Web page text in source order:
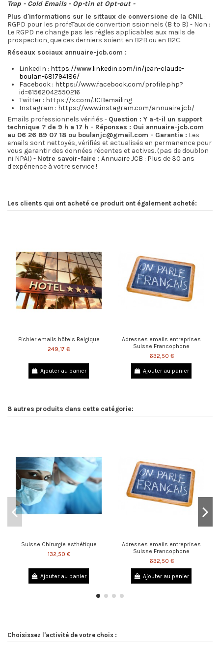
Trap - Cold Emails- Op-tin et Opt-out-
Plus d'informations sur le sittaux de conversione de la CNIL :
RGPD pour les profeTaux de convertion ssionnels (B to B) - Non :
Le RGPD ne change pas les règles applicables aux mails de
prospection, que ces derniers soient en B2B ou en B2C.
Réseaux sociaux annuaire-jcb.com :
LinkedIn : https://www.linkedin.com/in/jean-claude-
boulan-681794186/
Facebook : https://www.facebook.com/profile.php?
id=61562042550216
Twitter : https://x.com/JCBemailing
Instagram : https://www.instagram.com/annuaire.jcb/
Emails professionnels vérifiés - Question : Y a-t-il un support
technique ? de 9 h a 17 h - Réponses : Oui annuaire-jcb.com
au 06 26 89 07 18 ou boulanjc@gmail.com - Garantie : Les
emails sont nettoyés, vérifiés et actualisés en permanence pour
vous garantir des données récentes et actives. (pas de doublon
ni NPAI) - Notre savoir-faire : Annuaire JCB : Plus de 30 ans
d'expérience à votre service !
Les clients qui ont acheté ce produit ont également acheté:
Fichier emails hôtels Belgique
249,17 €
Ajouter au panier
Adresses emails entreprises
Suisse Francophone
632,50 €
Ajouter au panier
8 autres produits dans cette catégorie:
Suisse Chirurgie esthétique
132,50 €
Ajouter au panier
Adresses emails entreprises
Suisse Francophone
632,50 €
Ajouter au panier